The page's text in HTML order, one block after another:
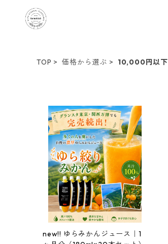
TOP 価格から選ぶ 10,000円以下
new!! ゆらみかんジュース｜1